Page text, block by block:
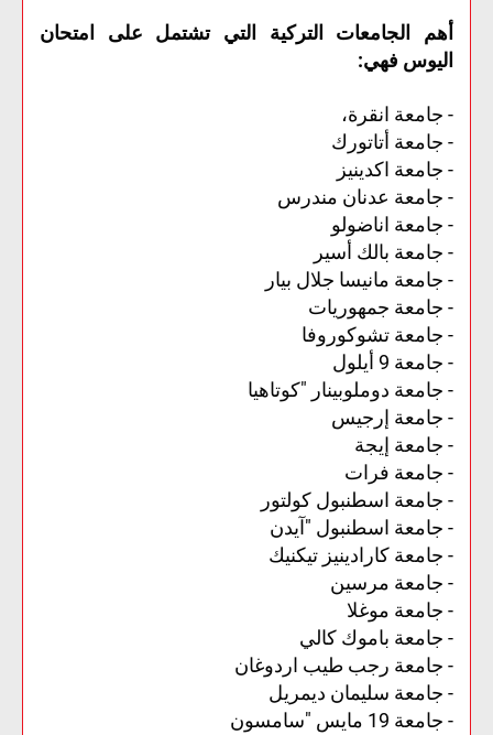
أهم الجامعات التركية التي تشتمل على امتحان
اليوس فهي:
- جامعة انقرة،
- جامعة أتاتورك
- جامعة اكدينيز
- جامعة عدنان مندرس
- جامعة اناضولو
- جامعة بالك أسير
- جامعة مانيسا جلال بيار
- جامعة جمهوريات
- جامعة تشوكوروفا
- جامعة 9 أيلول
- جامعة دوملوبينار "كوتاهيا
- جامعة إرجيس
- جامعة إيجة
- جامعة فرات
- جامعة اسطنبول كولتور
- جامعة اسطنبول "آيدن
- جامعة كارادينيز تيكنيك
- جامعة مرسين
- جامعة موغلا
- جامعة باموك كالي
- جامعة رجب طيب اردوغان
- جامعة سليمان ديمريل
- جامعة 19 مايس "سامسون